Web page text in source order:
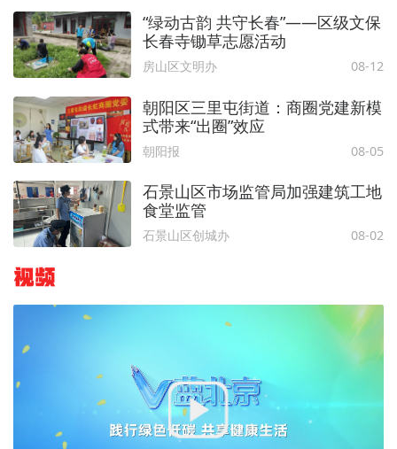
“绿动古韵 共守长春”——区级文保
长春寺锄草志愿活动
房山区文明办 08-12
朝阳区三里屯街道：商圈党建新模
式带来“出圈”效应
朝阳报 08-05
石景山区市场监管局加强建筑工地
食堂监管
石景山区创城办 08-02
视频